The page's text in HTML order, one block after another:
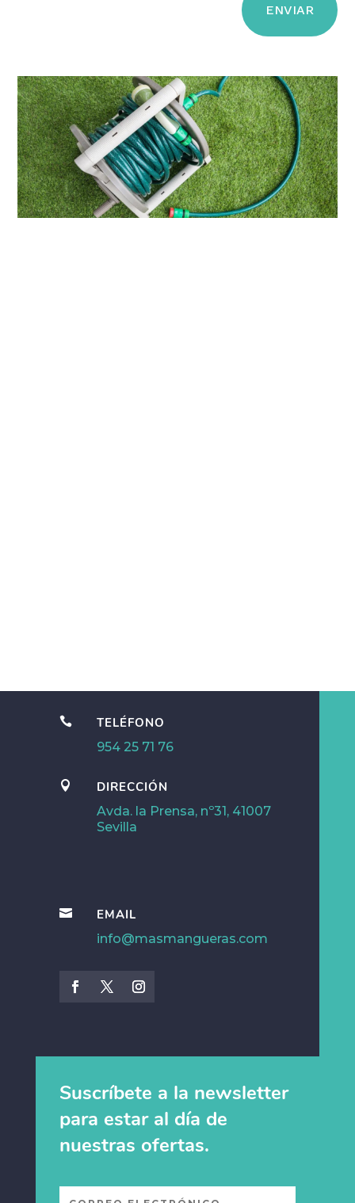
ENVIAR
 TELÉFONO
954 25 71 76
 DIRECCIÓN
Avda. la Prensa, nº31, 41007
Sevilla
 EMAIL
info@masmangueras.com
Suscríbete a la newsletter
para estar al día de
nuestras ofertas.